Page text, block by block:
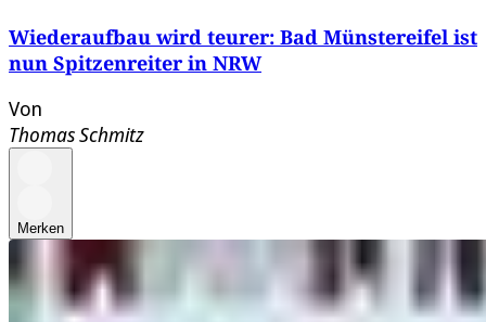
Wiederaufbau wird teurer: Bad Münstereifel ist
nun Spitzenreiter in NRW
Von
Thomas Schmitz
Merken